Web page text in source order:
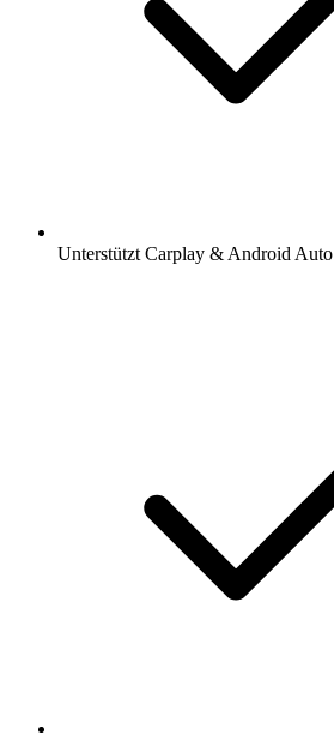
Unterstützt Carplay & Android Auto